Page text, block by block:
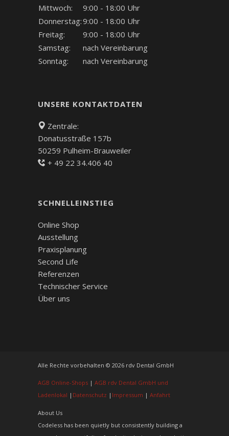
Mittwoch:
9:00 - 18:00 Uhr
Donnerstag:9:00 - 18:00 Uhr
Freitag:
9:00 - 18:00 Uhr
Samstag:
nach Vereinbarung
Sonntag:
nach Vereinbarung
UNSERE KONTAKTDATEN
Zentrale:
Donatusstraße 157b
50259 Pulheim-Brauweiler
+ 49 22 34.406 40
SCHNELLEINSTIEG
Online Shop
Ausstellung
Praxisplanung
Second Life
Referenzen
Technischer Service
Über uns
Alle Rechte vorbehalten © 2026 rdv Dental GmbH
AGB Online-Shops | AGB rdv Dental GmbH und
Ladenlokal | Datenschutz | Impressum | Anfahrt
About Us
Codeless has been quietly but consistently building a